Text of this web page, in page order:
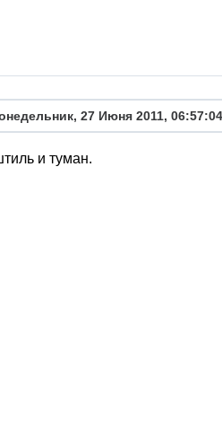
27 Июня 2011,
и туман.